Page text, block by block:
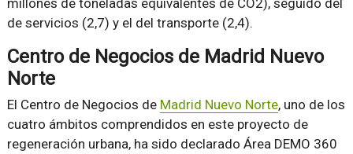
millones de toneladas equivalentes de CO2), seguido del
de servicios (2,7) y el del transporte (2,4).
Centro de Negocios de Madrid Nuevo
Norte
El Centro de Negocios de Madrid Nuevo Norte, uno de los
cuatro ámbitos comprendidos en este proyecto de
regeneración urbana, ha sido declarado Área DEMO 360